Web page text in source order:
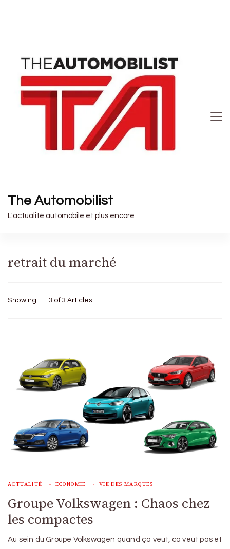
The Automobilist
L'actualité automobile et plus encore
retrait du marché
Showing: 1 - 3 of 3 Articles
ACTUALITÉ ECONOMIE VIE DES MARQUES
Groupe Volkswagen : Chaos chez
les compactes
Au sein du Groupe Volkswagen quand ça veut, ca veut pas et